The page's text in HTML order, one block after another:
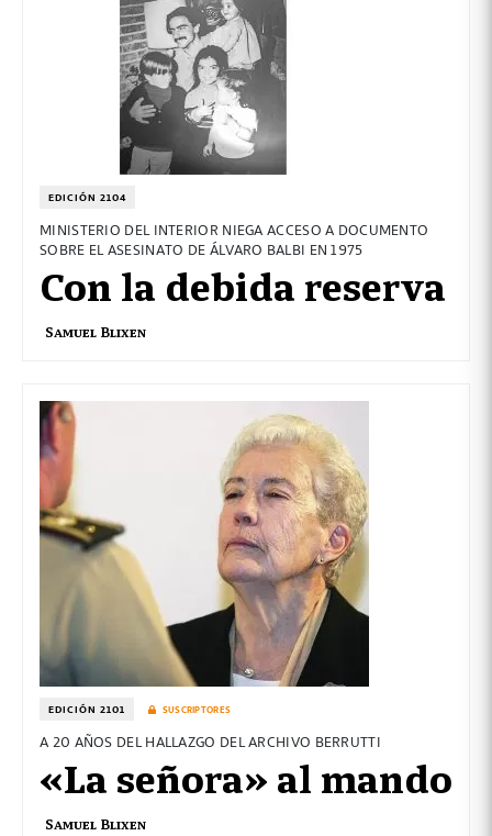
EDICIÓN 2104
MINISTERIO DEL INTERIOR NIEGA ACCESO A DOCUMENTO
SOBRE EL ASESINATO DE ÁLVARO BALBI EN 1975
Con la debida reserva
Samuel Blixen
EDICIÓN 2101 SUSCRIPTORES
A 20 AÑOS DEL HALLAZGO DEL ARCHIVO BERRUTTI
«La señora» al mando
Samuel Blixen